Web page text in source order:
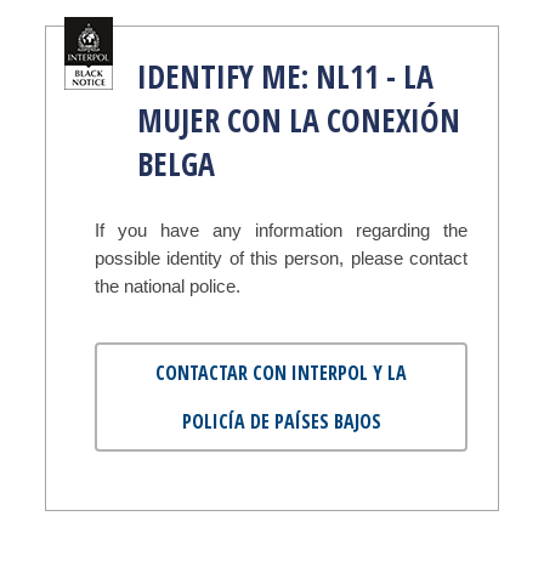
IDENTIFY ME: NL11 - LA
MUJER CON LA CONEXIÓN
BELGA
If you have any information regarding the
possible identity of this person, please contact
the national police.
CONTACTAR CON INTERPOL Y LA
POLICÍA DE PAÍSES BAJOS